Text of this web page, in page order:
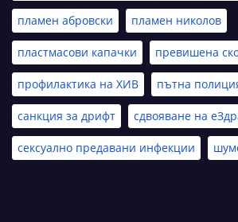
пламен абровски пламен николов
пластмасови капачки превишена
профилактика на ХИВ пътна
санкция за дрифт сдвояване на
сексуално предавани инфекции